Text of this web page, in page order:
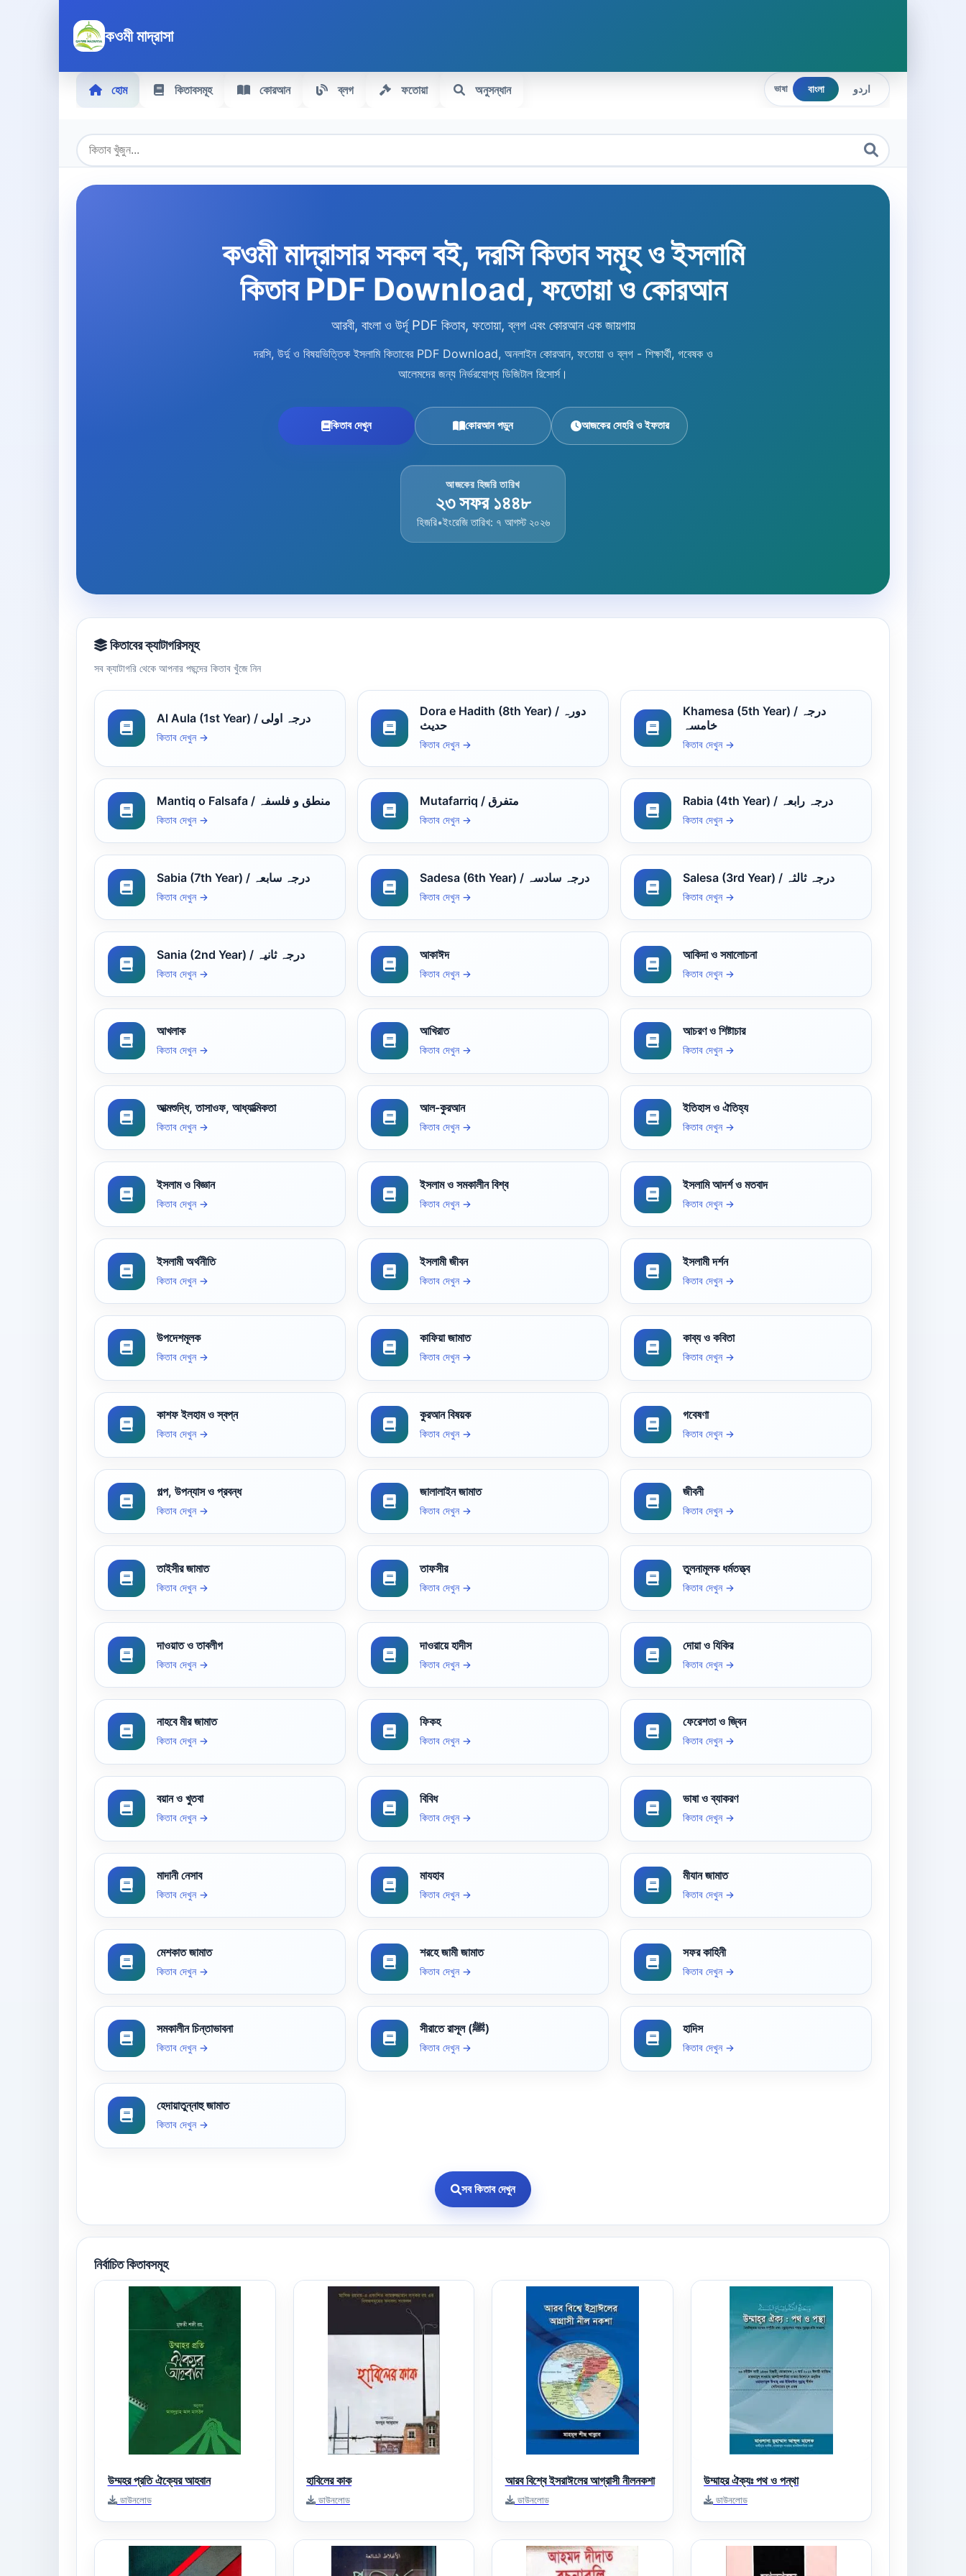
কওমী মাদ্রাসা
হোম কিতাবসমূহ কোরআন ব্লগ ফতোয়া অনুসন্ধান ভাষা বাংলা اردو
কওমী মাদ্রাসার সকল বই, দরসি কিতাব সমূহ ও ইসলামি
কিতাব PDF Download, ফতোয়া ও কোরআন
আরবী, বাংলা ও উর্দূ PDF কিতাব, ফতোয়া, ব্লগ এবং কোরআন এক জায়গায়
দরসি, উর্দু ও বিষয়ভিত্তিক ইসলামি কিতাবের PDF Download, অনলাইন কোরআন, ফতোয়া ও ব্লগ - শিক্ষার্থী, গবেষক ও
আলেমদের জন্য নির্ভরযোগ্য ডিজিটাল রিসোর্স।
কিতাব দেখুন কোরআন পড়ুন আজকের সেহরি ও ইফতার
আজকের হিজরি তারিখ
২৩ সফর ১৪৪৮
হিজরি•ইংরেজি তারিখ: ৭ আগস্ট ২০২৬
কিতাবের ক্যাটাগরিসমূহ
সব ক্যাটাগরি থেকে আপনার পছন্দের কিতাব খুঁজে নিন
Al Aula (1st Year) / درجہ اولی
কিতাব দেখুন →
Dora e Hadith (8th Year) / دورہ
حدیث
কিতাব দেখুন →
Khamesa (5th Year) / درجہ
خامسہ
কিতাব দেখুন →
Mantiq o Falsafa / منطق و فلسفہ
কিতাব দেখুন →
Mutafarriq / متفرق
কিতাব দেখুন →
Rabia (4th Year) / درجہ رابعہ
কিতাব দেখুন →
Sabia (7th Year) / درجہ سابعہ
কিতাব দেখুন →
Sadesa (6th Year) / درجہ سادسہ
কিতাব দেখুন →
Salesa (3rd Year) / درجہ ثالثہ
কিতাব দেখুন →
Sania (2nd Year) / درجہ ثانیہ
কিতাব দেখুন →
আকাঈদ
কিতাব দেখুন →
আকিদা ও সমালোচনা
কিতাব দেখুন →
আখলাক
কিতাব দেখুন →
আখিরাত
কিতাব দেখুন →
আচরণ ও শিষ্টাচার
কিতাব দেখুন →
আত্মশুদ্ধি, তাসাওফ, আধ্যাত্মিকতা
কিতাব দেখুন →
আল-কুরআন
কিতাব দেখুন →
ইতিহাস ও ঐতিহ্য
কিতাব দেখুন →
ইসলাম ও বিজ্ঞান
কিতাব দেখুন →
ইসলাম ও সমকালীন বিশ্ব
কিতাব দেখুন →
ইসলামি আদর্শ ও মতবাদ
কিতাব দেখুন →
ইসলামী অর্থনীতি
কিতাব দেখুন →
ইসলামী জীবন
কিতাব দেখুন →
ইসলামী দর্শন
কিতাব দেখুন →
উপদেশমূলক
কিতাব দেখুন →
কাফিয়া জামাত
কিতাব দেখুন →
কাব্য ও কবিতা
কিতাব দেখুন →
কাশফ ইলহাম ও স্বপ্ন
কিতাব দেখুন →
কুরআন বিষয়ক
কিতাব দেখুন →
গবেষণা
কিতাব দেখুন →
গল্প, উপন্যাস ও প্রবন্ধ
কিতাব দেখুন →
জালালাইন জামাত
কিতাব দেখুন →
জীবনী
কিতাব দেখুন →
তাইসীর জামাত
কিতাব দেখুন →
তাফসীর
কিতাব দেখুন →
তুলনামূলক ধর্মতত্ত্ব
কিতাব দেখুন →
দাওয়াত ও তাবলীগ
কিতাব দেখুন →
দাওরায়ে হাদীস
কিতাব দেখুন →
দোয়া ও যিকির
কিতাব দেখুন →
নাহবে মীর জামাত
কিতাব দেখুন →
ফিকহ
কিতাব দেখুন →
ফেরেশতা ও জ্বিন
কিতাব দেখুন →
বয়ান ও খুতবা
কিতাব দেখুন →
বিবিধ
কিতাব দেখুন →
ভাষা ও ব্যাকরণ
কিতাব দেখুন →
মাদানী নেসাব
কিতাব দেখুন →
মাযহাব
কিতাব দেখুন →
মীযান জামাত
কিতাব দেখুন →
মেশকাত জামাত
কিতাব দেখুন →
শরহে জামী জামাত
কিতাব দেখুন →
সফর কাহিনী
কিতাব দেখুন →
সমকালীন চিন্তাভাবনা
কিতাব দেখুন →
সীরাতে রাসূল (ﷺ)
কিতাব দেখুন →
হাদিস
কিতাব দেখুন →
হেদায়াতুন্নাহু জামাত
কিতাব দেখুন →
সব কিতাব দেখুন
নির্বাচিত কিতাবসমূহ
উম্মহর প্রতি ঐক্যের আহবান
ডাউনলোড
হাবিলের কাক
ডাউনলোড
আরব বিশ্বে ইসরাঈলের আগ্রাসী নীলনকশা
ডাউনলোড
উম্মাহর ঐক্যঃ পথ ও পন্থা
ডাউনলোড